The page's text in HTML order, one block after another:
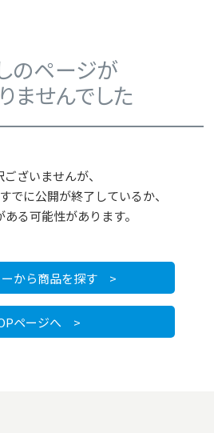
のページが
ませんでした
ざいませんが、
でに公開が終了しているか、
る可能性があります。
ーから商品を探す >
ページへ >